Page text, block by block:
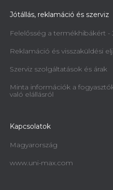
Jótállás, reklamáció és szerviz
Felelősség a termékhibákért -
Reklamáció és visszaküldési
Szerviz szolgáltatások és árak
Minta információk a
való elállásról
Kapcsolatok
Magyarország
www.uni-max.com